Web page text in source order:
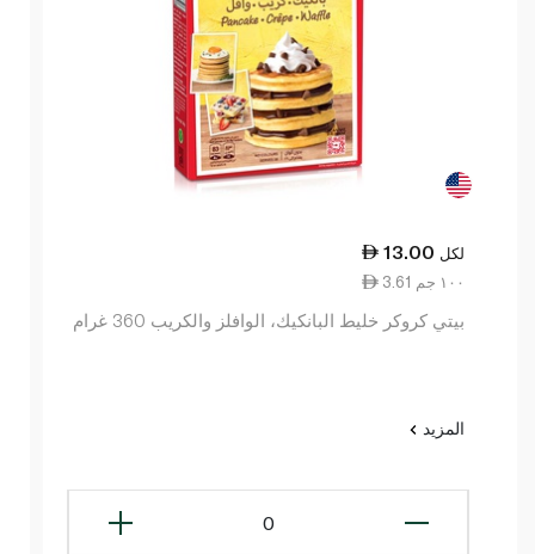
13.00 لكل
3.61 ١٠٠ جم
بيتي كروكر خليط البانكيك، الوافلز والكريب 360 غرام
المزيد
0